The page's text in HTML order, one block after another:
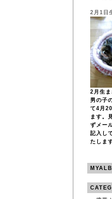
2月1日
2月生
男の子
て4月
ます。
ずメー
記入し
たします